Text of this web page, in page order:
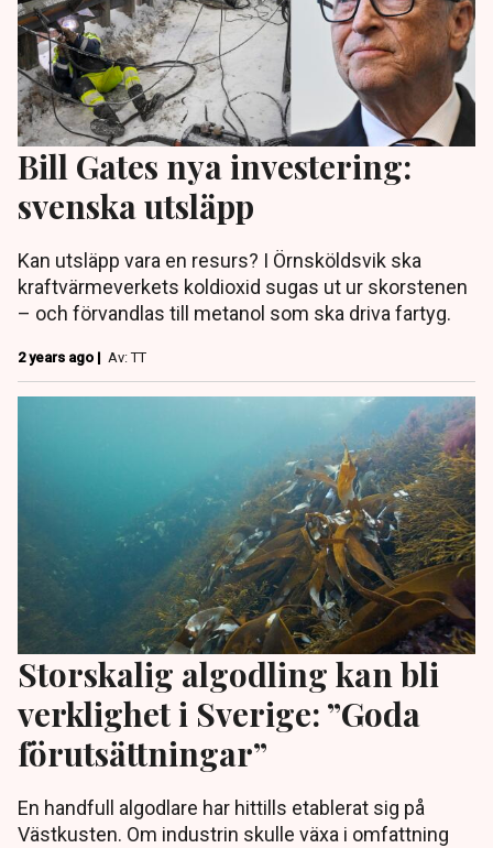
Bill Gates nya investering:
svenska utsläpp
Kan utsläpp vara en resurs? I Örnsköldsvik ska
kraftvärmeverkets koldioxid sugas ut ur skorstenen
– och förvandlas till metanol som ska driva fartyg.
2 years ago | Av: TT
Storskalig algodling kan bli
verklighet i Sverige: ”Goda
förutsättningar”
En handfull algodlare har hittills etablerat sig på
Västkusten. Om industrin skulle växa i omfattning